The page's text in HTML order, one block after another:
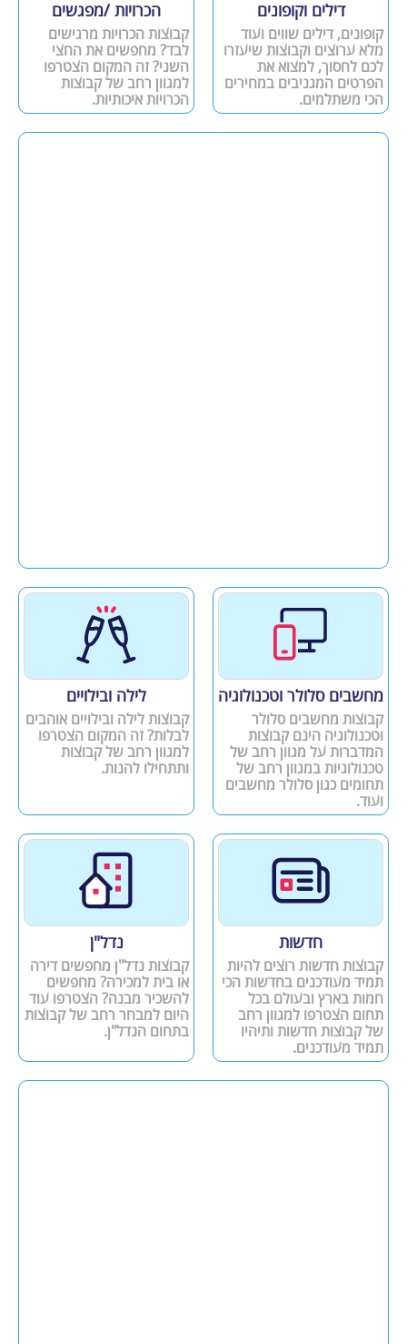
דילים וקופונים
קופונים, דילים שווים ועוד
מלא ערוצים וקבוצות שיעזרו
לכם לחסוך, למצוא את
הפרטים המגניבים במחירים
הכי משתלמים.
הכרויות /מפגשים
קבוצות הכרויות מרגישים
לבד? מחפשים את החצי
השני? זה המקום הצטרפו
למגוון רחב של קבוצות
הכרויות איכותיות.
מחשבים סלולר וטכנולוגיה
קבוצות מחשבים סלולר
וטכנולוגיה הינם קבוצות
המדברות על מגוון רחב של
טכנולוגיות במגוון רחב של
תחומים כגון סלולר מחשבים
ועוד.
לילה ובילויים
קבוצות לילה ובילויים אוהבים
לבלות? זה המקום הצטרפו
למגוון רחב של קבוצות
ותתחילו להנות.
חדשות
קבוצות חדשות רוצים להיות
תמיד מעודכנים בחדשות הכי
חמות בארץ ובעולם בכל
תחום הצטרפו למגוון רחב
של קבוצות חדשות ותיהיו
תמיד מעודכנים.
נדל"ן
קבוצות נדל"ן מחפשים דירה
או בית למכירה? מחפשים
להשכיר מבנה? הצטרפו עוד
היום למבחר רחב של קבוצות
בתחום הנדל"ן.